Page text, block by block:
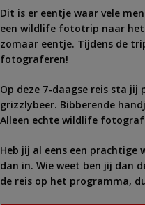
Dit is er eentje waar vele
een wildlife fototrip naar het
zomaar eentje. Tijdens de
fotograferen!
Op deze 7-daagse reis sta
grizzlybeer. Bibberende
Alleen echte wildlife
Heb jij al eens een prachtige
dan in. Wie weet ben jij dan
de reis op het programma,